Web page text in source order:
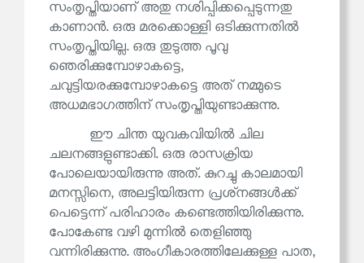
സംതൃപ്തിയാണ് അതു നശിപ്പിക്കപ്പെടുന്നതു
കാണാൻ. ഒരു മരക്കൊള്ളി ഒടിക്കുന്നതിൽ
സംതൃപ്തിയില്ല. ഒരു തുടുത്ത പൂവു
ഞെരിക്കുമ്പോഴാകട്ടെ,
ചവുട്ടിയരക്കുമ്പോഴാകട്ടെ അത് നമ്മുടെ
അധമഭാഗത്തിന് സംതൃപ്തിയുണ്ടാക്കുന്നു.
ഈ ചിന്ത യുവകവിയിൽ ചില
ചലനങ്ങളുണ്ടാക്കി. ഒരു രാസക്രിയ
പോലെയായിരുന്നു അത്. കുറച്ചു കാലമായി
മനസ്സിനെ, അലട്ടിയിരുന്ന പ്രശ്‌നങ്ങൾക്ക്
പെട്ടെന്ന് പരിഹാരം കണ്ടെത്തിയിരിക്കുന്നു.
പോകേണ്ട വഴി മുന്നിൽ തെളിഞ്ഞു
വന്നിരിക്കുന്നു. അംഗീകാരത്തിലേക്കുള്ള പാത,